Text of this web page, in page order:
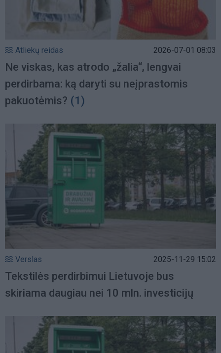
Atliekų reidas 2026-07-01 08:03
Ne viskas, kas atrodo „žalia“, lengvai
perdirbama: ką daryti su neįprastomis
pakuotėmis? (1)
Verslas 2025-11-29 15:02
Tekstilės perdirbimui Lietuvoje bus
skiriama daugiau nei 10 mln. investicijų